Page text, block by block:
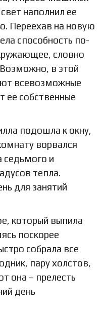
наполнил ее
Переехав на новую
способность по-
словно
Возможно, в этой
всевозможные
ее собственные
подошла к окну,
ворвался
седьмого и
тепла.
для занятий
который выпила
поскорее
собрала все
пару холстов,
она – прелесть
день